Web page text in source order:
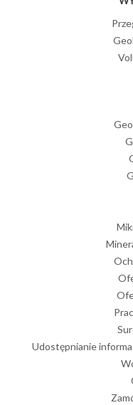
Udostępnianie